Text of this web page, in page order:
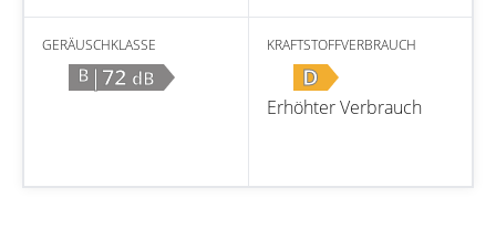
GERÄUSCHKLASSE
B |72 dB
KRAFTSTOFFVERBRAUCH
D
Erhöhter Verbrauch